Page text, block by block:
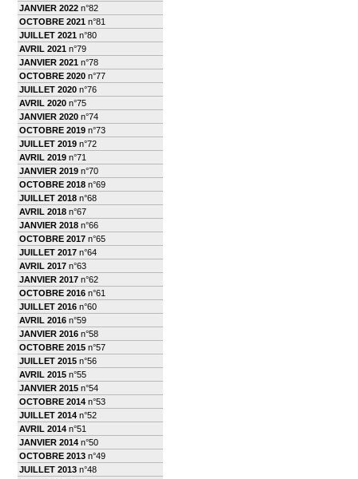
JANVIER 2022 n°82
OCTOBRE 2021 n°81
JUILLET 2021 n°80
AVRIL 2021 n°79
JANVIER 2021 n°78
OCTOBRE 2020 n°77
JUILLET 2020 n°76
AVRIL 2020 n°75
JANVIER 2020 n°74
OCTOBRE 2019 n°73
JUILLET 2019 n°72
AVRIL 2019 n°71
JANVIER 2019 n°70
OCTOBRE 2018 n°69
JUILLET 2018 n°68
AVRIL 2018 n°67
JANVIER 2018 n°66
OCTOBRE 2017 n°65
JUILLET 2017 n°64
AVRIL 2017 n°63
JANVIER 2017 n°62
OCTOBRE 2016 n°61
JUILLET 2016 n°60
AVRIL 2016 n°59
JANVIER 2016 n°58
OCTOBRE 2015 n°57
JUILLET 2015 n°56
AVRIL 2015 n°55
JANVIER 2015 n°54
OCTOBRE 2014 n°53
JUILLET 2014 n°52
AVRIL 2014 n°51
JANVIER 2014 n°50
OCTOBRE 2013 n°49
JUILLET 2013 n°48